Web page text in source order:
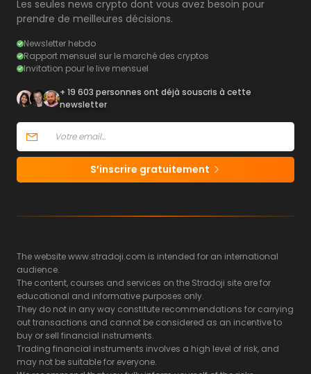
Les seules news crypto dont vous avez besoin pour
prendre de meilleures décisions.
Newsletter hebdo
Rapport mensuel sur le marché des cryptos
Invitation pour le live mensuel
+ 19 603 personnes ont déjà souscris à cette
newsletter
S’inscrire gratuitement
The website www.stradoji.com is intended for an international
audience.
The content, courses and services on the Stradoji site are for
educational and informative purposes only.
They do not in any way constitute recommendations for carrying
out transactions and cannot be considered as an incentive to
buy or sell financial instruments.
Trading financial instruments involves a high level of risk, and
may not be suitable for everyone.